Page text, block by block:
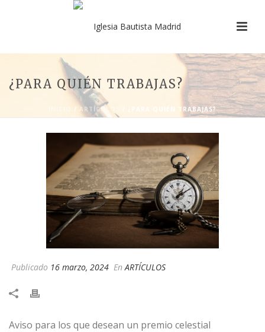
¿PARA QUIÉN TRABAJAS?
/ ARTÍCULOS / ¿PARA QUIÉN TRABAJAS?
Publicado 16 marzo, 2024 En ARTÍCULOS
Aviso para los que desean un premio celestial